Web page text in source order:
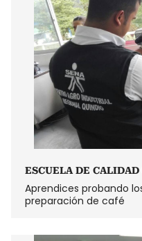
ESCUELA DE
Aprendices probando
preparación de café